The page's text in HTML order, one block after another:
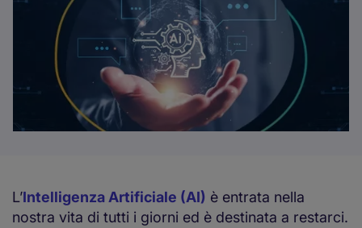
L’Intelligenza Artificiale (AI) è entrata nella
nostra vita di tutti i giorni ed è destinata a restarci.